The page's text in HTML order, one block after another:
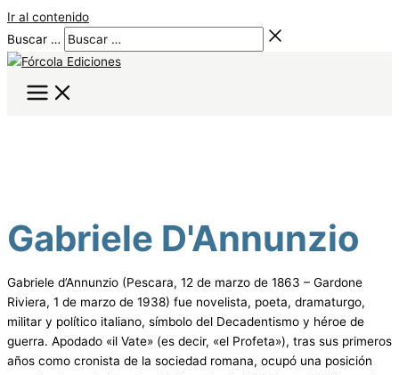
Ir al contenido
Buscar …
Gabriele D'Annunzio
Gabriele d’Annunzio (Pescara, 12 de marzo de 1863 – Gardone
Riviera, 1 de marzo de 1938) fue novelista, poeta, dramaturgo,
militar y político italiano, símbolo del Decadentismo y héroe de
guerra. Apodado «il Vate» (es decir, «el Profeta»), tras sus primeros
años como cronista de la sociedad romana, ocupó una posición